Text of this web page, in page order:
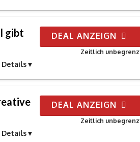
gibt
DEAL ANZEIGN
Zeitlich
DEAL ANZEIGN
Zeitlich